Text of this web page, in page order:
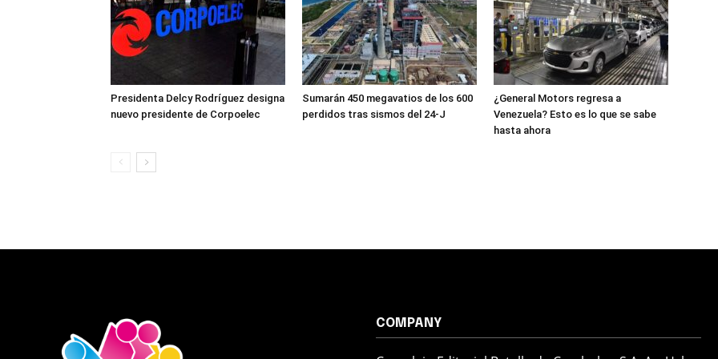
Presidenta Delcy Rodríguez designa
nuevo presidente de Corpoelec
Sumarán 450 megavatios de los 600
perdidos tras sismos del 24-J
¿General Motors regresa a
Venezuela? Esto es lo que se sabe
hasta ahora
COMPANY